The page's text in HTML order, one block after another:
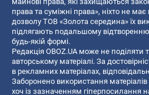
права та суміжні права», ніхто не
дозволу ТОВ «Золота середина» їх
підлягають подальшому
будь-якій формі.
Редакція OBOZ.UA може не поділяти
авторському матеріалі. За
в рекламних матеріалах,
Заборонено використання
хоч із зазначенням гіперпосилання